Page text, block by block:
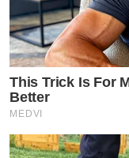
This Trick Is For
Better
MEDVI